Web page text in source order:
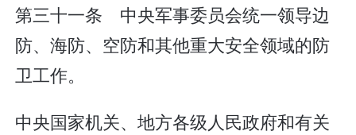
第三十一条 中央军事委员会统一领导边
防、海防、空防和其他重大安全领域的防
卫工作。
中央国家机关、地方各级人民政府和有关